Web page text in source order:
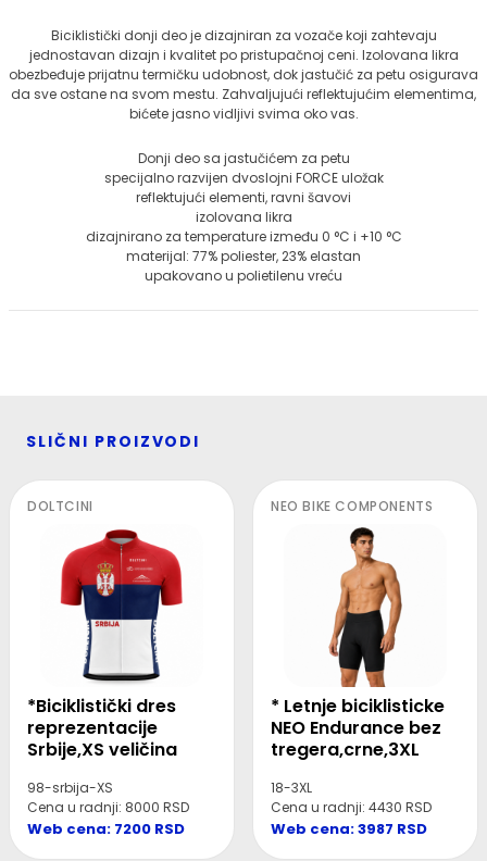
Biciklistički donji deo je dizajniran za vozače koji zahtevaju
jednostavan dizajn i kvalitet po pristupačnoj ceni. Izolovana likra
obezbeđuje prijatnu termičku udobnost, dok jastučić za petu osigurava
da sve ostane na svom mestu. Zahvaljujući reflektujućim elementima,
bićete jasno vidljivi svima oko vas.
Donji deo sa jastučićem za petu
specijalno razvijen dvoslojni FORCE uložak
reflektujući elementi, ravni šavovi
izolovana likra
dizajnirano za temperature između 0 °C i +10 °C
materijal: 77% poliester, 23% elastan
upakovano u polietilenu vreću
SLIČNI PROIZVODI
DOLTCINI
*Biciklistički dres
reprezentacije
Srbije,XS veličina
98-srbija-XS
Cena u radnji: 8000 RSD
Web cena: 7200 RSD
NEO BIKE COMPONENTS
* Letnje biciklisticke
NEO Endurance bez
tregera,crne,3XL
18-3XL
Cena u radnji: 4430 RSD
Web cena: 3987 RSD